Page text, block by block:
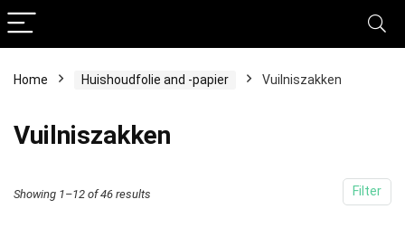
Home Huishoudfolie and -papier Vuilniszakken
Vuilniszakken
Filter
Showing 1–12 of 46 results